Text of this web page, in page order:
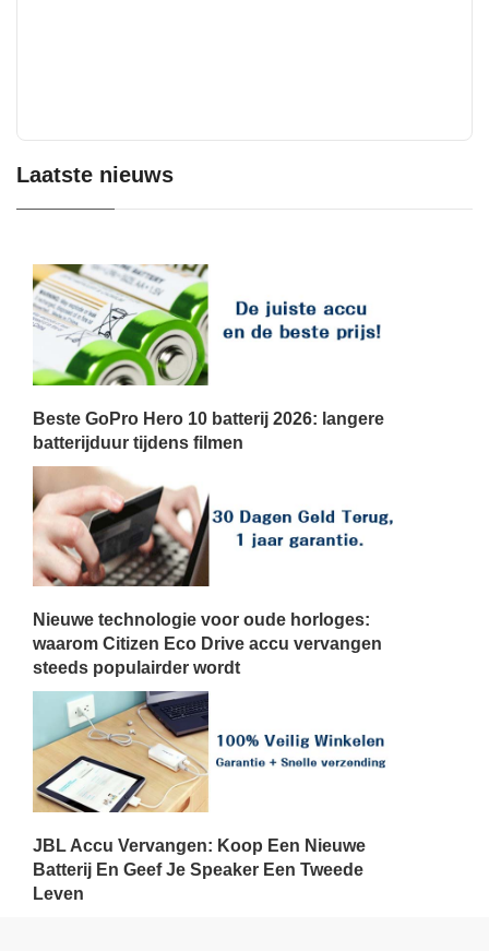
Laatste nieuws
Beste GoPro Hero 10 batterij 2026: langere
batterijduur tijdens filmen
Nieuwe technologie voor oude horloges:
waarom Citizen Eco Drive accu vervangen
steeds populairder wordt
JBL Accu Vervangen: Koop Een Nieuwe
Batterij En Geef Je Speaker Een Tweede
Leven